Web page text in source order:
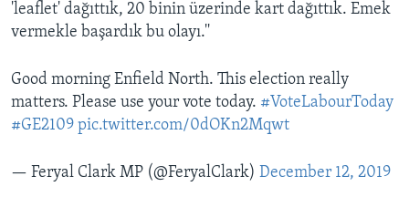
'leaflet' dağıttık, 20 binin üzerinde kart dağıttık. Emek
vermekle başardık bu olayı.''
Good morning Enfield North. This election really
matters. Please use your vote today. #VoteLabourToday
#GE2109 pic.twitter.com/0dOKn2Mqwt
— Feryal Clark MP (@FeryalClark) December 12, 2019